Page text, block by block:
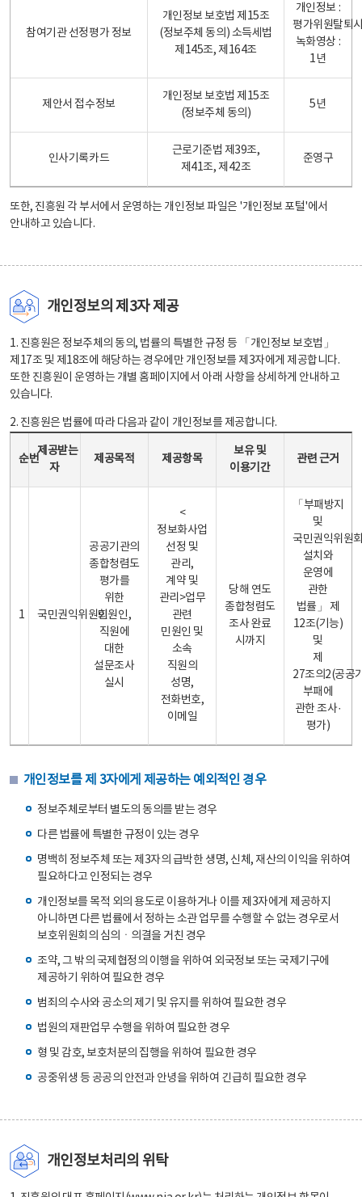
참여기관 선정평가 정보
개인정보 보호법 제15조
(정보주체 동의) 소득세법
제145조, 제164조
개인정보 :
평가위원탈퇴
녹화영상 :
1년
제안서 접수정보
개인정보 보호법 제15조
(정보주체 동의)
5년
인사기록카드
근로기준법 제39조,
제41조, 제42조
준영구
또한, 진흥원 각 부서에서 운영하는 개인정보 파일은 '개인정보 포털'에서
안내하고 있습니다.
개인정보의 제3자 제공
1. 진흥원은 정보주체의 동의, 법률의 특별한 규정 등 「개인정보 보호법」
제17조 및 제18조에 해당하는 경우에만 개인정보를 제3자에게 제공합니다.
또한 진흥원이 운영하는 개별 홈페이지에서 아래 사항을 상세하게 안내하고
있습니다.
2. 진흥원은 법률에 따라 다음과 같이 개인정보를 제공합니다.
순번
제공받는
자
제공목적 제공항목
보유 및
이용기간
관련 근거
1 국민권익위원회
공공기관의
종합청렴도
평가를
위한
민원인,
직원에
대한
설문조사
실시
<
정보화사업
선정 및
관리,
계약 및
관리>업무
관련
민원인 및
소속
직원의
성명,
전화번호,
이메일
당해 연도
종합청렴도
조사 완료
시까지
「부패방지
및
국민권익위원
설치와
운영에
관한
법률」 제
12조(기능)
및
제
27조의2(공공
부패에
관한 조사·
평가)
개인정보를 제 3자에게 제공하는 예외적인 경우
정보주체로부터 별도의 동의를 받는 경우
다른 법률에 특별한 규정이 있는 경우
명백히 정보주체 또는 제3자의 급박한 생명, 신체, 재산의 이익을 위하여
필요하다고 인정되는 경우
개인정보를 목적 외의 용도로 이용하거나 이를 제3자에게 제공하지
아니하면 다른 법률에서 정하는 소관 업무를 수행할 수 없는 경우로서
보호위원회의 심의ㆍ의결을 거친 경우
조약, 그 밖의 국제협정의 이행을 위하여 외국정보 또는 국제기구에
제공하기 위하여 필요한 경우
범죄의 수사와 공소의 제기 및 유지를 위하여 필요한 경우
법원의 재판업무 수행을 위하여 필요한 경우
형 및 감호, 보호처분의 집행을 위하여 필요한 경우
공중위생 등 공공의 안전과 안녕을 위하여 긴급히 필요한 경우
개인정보처리의 위탁